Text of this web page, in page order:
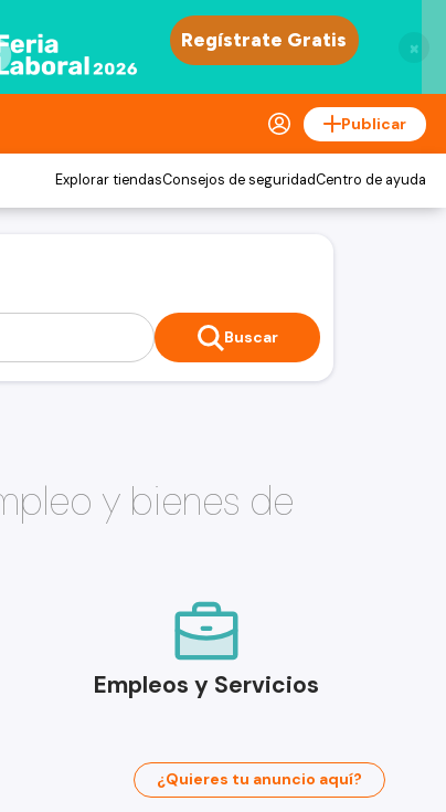
×
Publicar
Explorar tiendasConsejos de seguridadCentro de ayuda
Buscar
y bienes de
Empleos y Servicios
¿Quieres tu anuncio aquí?